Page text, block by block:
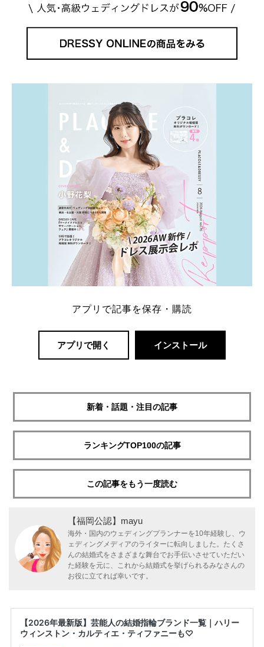
アプリで記事を保存・購読
アプリで開く インストール
新着・話題・注目の記事
ランキングTOP100の記事
この記事をもう一度読む
【福岡公認】mayu
海外・国内のウェディングプランナーを10年経験し、ウ
ェディングメディアのライターに転向しました。たくさ
んの結婚式をさまざまな舞台でお手伝いさせていただい
た経験を元に、これから結婚式を挙げられるみなさんの
お役に立てれば幸いです。
【2026年最新版】芸能人の結婚指輪ブランド一覧｜ハリー
ウィンストン・カルティエ・ティファニーも♡